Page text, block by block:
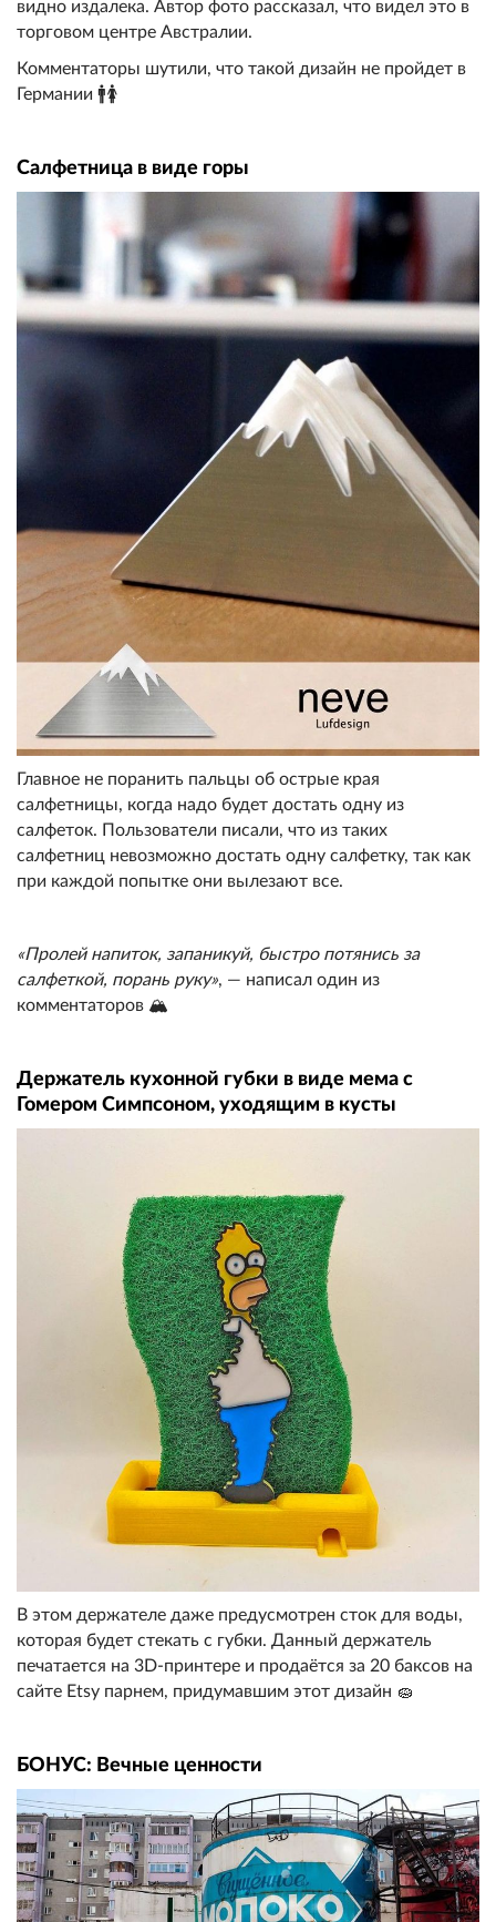
видно издалека. Автор фото рассказал, что видел это в
торговом центре Австралии.
Комментаторы шутили, что такой дизайн не пройдет в
Германии 🚹🚺
Салфетница в виде горы
Главное не поранить пальцы об острые края
салфетницы, когда надо будет достать одну из
салфеток. Пользователи писали, что из таких
салфетниц невозможно достать одну салфетку, так как
при каждой попытке они вылезают все.
«Пролей напиток, запаникуй, быстро потянись за
салфеткой, порань руку», — написал один из
комментаторов 🏔️
Держатель кухонной губки в виде мема с
Гомером Симпсоном, уходящим в кусты
В этом держателе даже предусмотрен сток для воды,
которая будет стекать с губки. Данный держатель
печатается на 3D-принтере и продаётся за 20 баксов на
сайте Etsy парнем, придумавшим этот дизайн 🧽
БОНУС: Вечные ценности